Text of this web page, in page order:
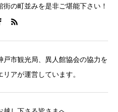
の町並みを是非ご堪能下さい！
市観光局、異人館協会の協力を
アが運営しています。